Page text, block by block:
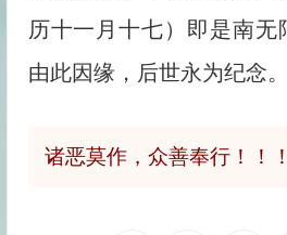
历十一月十七）即是南无
由此因缘，后世永为纪念。
诸恶莫作，众善奉行！！！